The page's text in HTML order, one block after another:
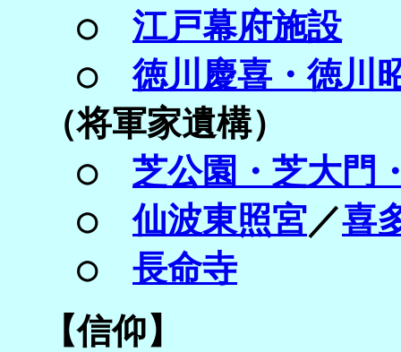
○ 江戸幕府施設
○徳川慶喜・徳川
（将軍家遺構）
○ 芝公園・芝大門
○仙波東照宮／喜
○ 長命寺
【信仰】